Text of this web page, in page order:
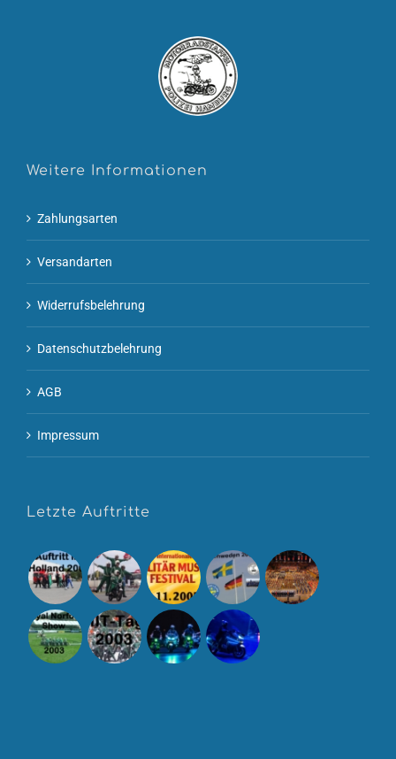
Weitere Informationen
Zahlungsarten
Versandarten
Widerrufsbelehrung
Datenschutzbelehrung
AGB
Impressum
Letzte Auftritte